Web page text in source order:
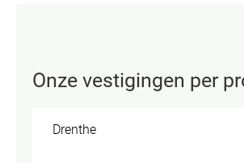
Onze vestigingen per
Drenthe